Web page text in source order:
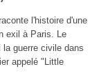
l'histoire d'une
exil à Paris. Le
guerre civile dans
appelé "Little